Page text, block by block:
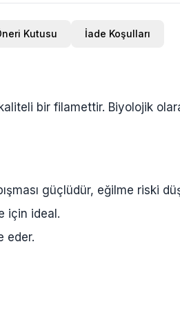
Kutusu İade Koşulları
bir filamettir. Biyolojik
güçlüdür, eğilme riski
için ideal.
eder.